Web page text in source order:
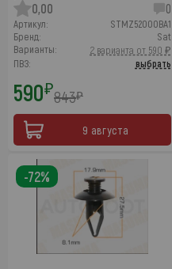
0,00
0
Артикул:
STMZ52000BA1
Бренд:
Sat
Варианты:
2 варианта от 590 ₽
ПВЗ:
выбрать
590₽843₽
9 августа
-72%